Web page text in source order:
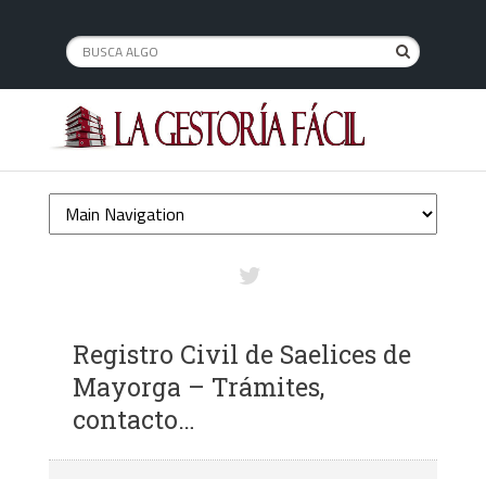
Registro Civil de Saelices de
Mayorga – Trámites,
contacto…